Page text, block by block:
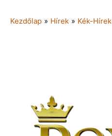
Kezdőlap » Hírek » Kék-Hírek